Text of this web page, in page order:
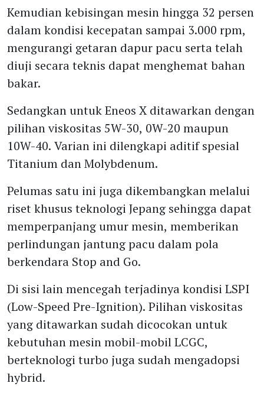
Kemudian kebisingan mesin hingga 32 persen
dalam kondisi kecepatan sampai 3.000 rpm,
mengurangi getaran dapur pacu serta telah
diuji secara teknis dapat menghemat bahan
bakar.
Sedangkan untuk Eneos X ditawarkan dengan
pilihan viskositas 5W-30, 0W-20 maupun
10W-40. Varian ini dilengkapi aditif spesial
Titanium dan Molybdenum.
Pelumas satu ini juga dikembangkan melalui
riset khusus teknologi Jepang sehingga dapat
memperpanjang umur mesin, memberikan
perlindungan jantung pacu dalam pola
berkendara Stop and Go.
Di sisi lain mencegah terjadinya kondisi LSPI
(Low-Speed Pre-Ignition). Pilihan viskositas
yang ditawarkan sudah dicocokan untuk
kebutuhan mesin mobil-mobil LCGC,
berteknologi turbo juga sudah mengadopsi
hybrid.